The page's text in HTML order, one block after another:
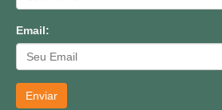
Email:
Enviar